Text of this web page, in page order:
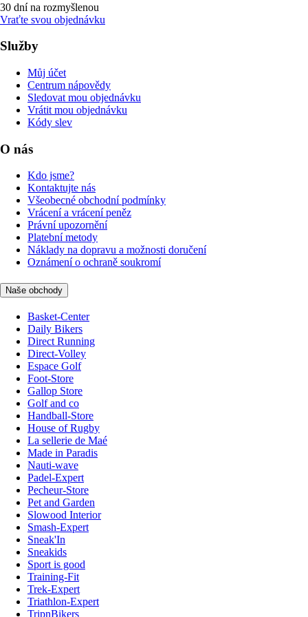
30 dní na rozmyšlenou
Vraťte svou objednávku
Služby
Můj účet
Centrum nápovědy
Sledovat mou objednávku
Vrátit mou objednávku
Kódy slev
O nás
Kdo jsme?
Kontaktujte nás
Všeobecné obchodní podmínky
Vrácení a vrácení peněz
Právní upozornění
Platební metody
Náklady na dopravu a možnosti doručení
Oznámení o ochraně soukromí
Naše obchody
Basket-Center
Daily Bikers
Direct Running
Direct-Volley
Espace Golf
Foot-Store
Gallop Store
Golf and co
Handball-Store
House of Rugby
La sellerie de Maé
Made in Paradis
Nauti-wave
Padel-Expert
Pecheur-Store
Pet and Garden
Slowood Interior
Smash-Expert
Sneak'In
Sneakids
Sport is good
Training-Fit
Trek-Expert
Triathlon-Expert
TripnBikers